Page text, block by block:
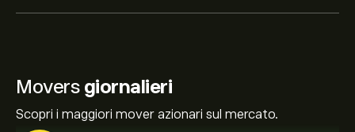
Movers giornalieri
Scopri i maggiori mover azionari sul mercato.